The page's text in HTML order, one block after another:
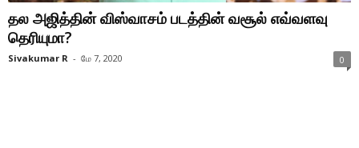
தல அஜித்தின் விஸ்வாசம் படத்தின் வசூல் எவ்வளவு
தெரியுமா?
Sivakumar R - மே 7, 2020 0